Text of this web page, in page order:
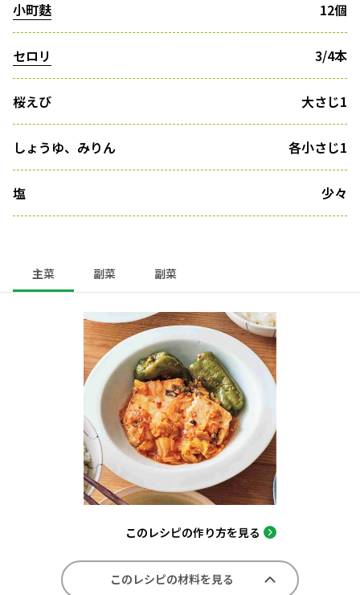
小町麩 12個
セロリ 3/4本
桜えび 大さじ1
しょうゆ、みりん 各小さじ1
塩 少々
主菜 副菜 副菜
このレシピの作り方を見る
このレシピの材料を見る